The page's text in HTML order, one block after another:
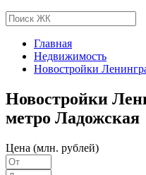
Главная
Недвижимость
Новостройки
Новостройки
метро Ладожская
Цена (млн. рублей)